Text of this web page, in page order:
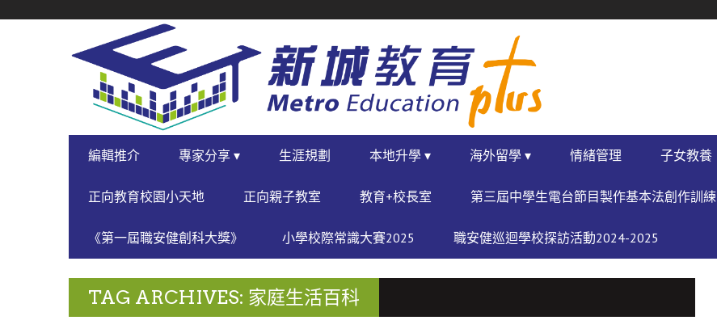
NAVIGATION
PRIMARY
NAVIGATION
編輯推介 專家分享 ▾ 生涯規劃 本地升學 ▾ 海外留學 ▾ 情緒管理 子女教養
正向教育校園小天地 正向親子教室 教育+校長室 第三屆中學生電台節目製作基本法創作訓練
《第一屆職安健創科大獎》 小學校際常識大賽2025 職安健巡迴學校探訪活動2024-2025
TAG ARCHIVES: 家庭生活百科